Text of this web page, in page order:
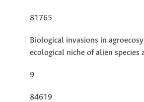
81765
Biological invasions in
ecological niche of alien
9
84619